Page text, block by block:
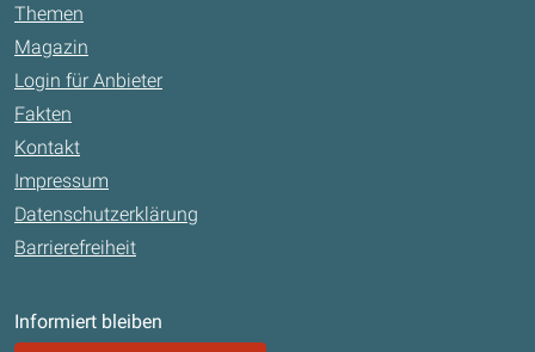
Themen
Magazin
Login für Anbieter
Fakten
Kontakt
Impressum
Datenschutzerklärung
Barrierefreiheit
Informiert bleiben